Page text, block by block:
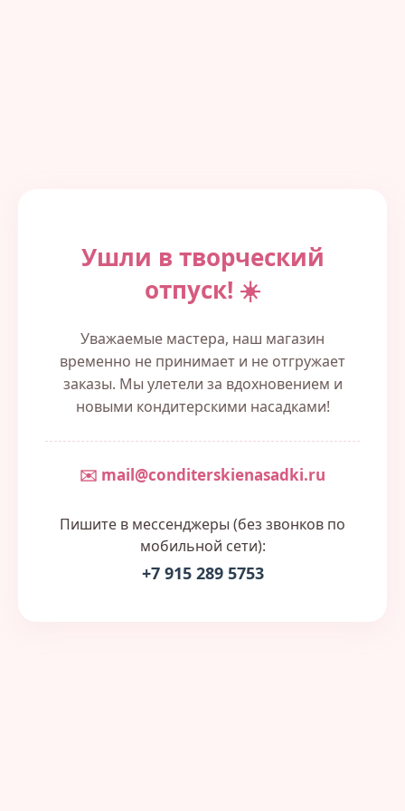
Ушли в творческий
отпуск! ☀️
Уважаемые мастера, наш магазин
временно не принимает и не отгружает
заказы. Мы улетели за вдохновением и
новыми кондитерскими насадками!
✉️ mail@conditerskienasadki.ru
Пишите в мессенджеры (без звонков по
мобильной сети):
+7 915 289 5753